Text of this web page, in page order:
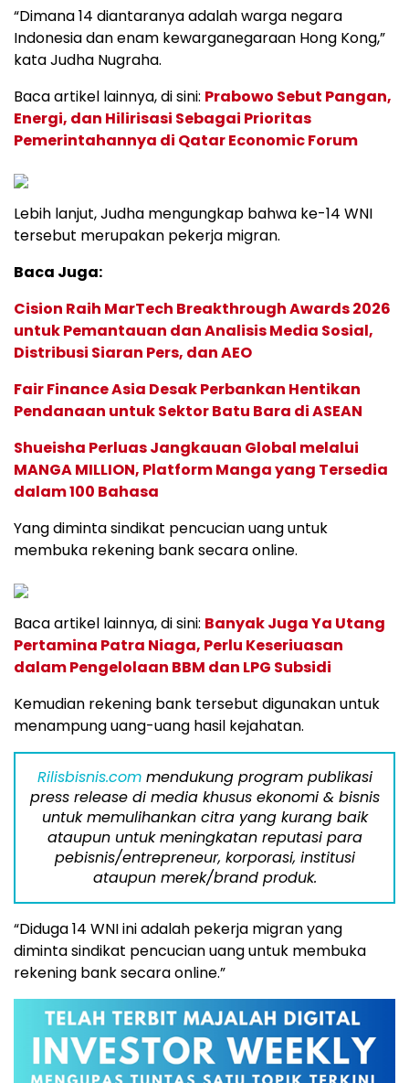
“Dimana 14 diantaranya adalah warga negara
Indonesia dan enam kewarganegaraan Hong Kong,”
kata Judha Nugraha.
Baca artikel lainnya, di sini: Prabowo Sebut Pangan,
Energi, dan Hilirisasi Sebagai Prioritas
Pemerintahannya di Qatar Economic Forum
Lebih lanjut, Judha mengungkap bahwa ke-14 WNI
tersebut merupakan pekerja migran.
Baca Juga:
Cision Raih MarTech Breakthrough Awards 2026
untuk Pemantauan dan Analisis Media Sosial,
Distribusi Siaran Pers, dan AEO
Fair Finance Asia Desak Perbankan Hentikan
Pendanaan untuk Sektor Batu Bara di ASEAN
Shueisha Perluas Jangkauan Global melalui
MANGA MILLION, Platform Manga yang Tersedia
dalam 100 Bahasa
Yang diminta sindikat pencucian uang untuk
membuka rekening bank secara online.
Baca artikel lainnya, di sini: Banyak Juga Ya Utang
Pertamina Patra Niaga, Perlu Keseriuasan
dalam Pengelolaan BBM dan LPG Subsidi
Kemudian rekening bank tersebut digunakan untuk
menampung uang-uang hasil kejahatan.
Rilisbisnis.commendukung program publikasi
press release di media khusus ekonomi & bisnis
untuk memulihankan citra yang kurang baik
ataupun untuk meningkatan reputasi para
pebisnis/entrepreneur, korporasi, institusi
ataupun merek/brand produk.
“Diduga 14 WNI ini adalah pekerja migran yang
diminta sindikat pencucian uang untuk membuka
rekening bank secara online.”